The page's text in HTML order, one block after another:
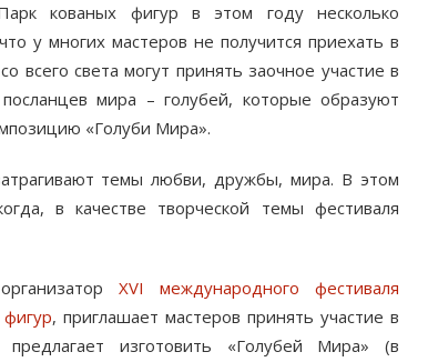
кованых фигур в этом году несколько
у многих мастеров не получится приехать в
всего света могут принять заочное участие в
мира – голубей, которые образуют
«Голуби Мира».
темы любви, дружбы, мира. В этом
в качестве творческой темы фестиваля
XVI международного фестиваля
, приглашает мастеров принять участие в
изготовить «Голубей Мира» (в